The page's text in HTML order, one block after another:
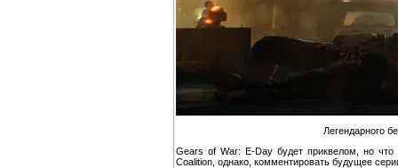
Легендарного
Gears of War: E-Day будет приквелом, но
Coalition, однако, комментировать будущее